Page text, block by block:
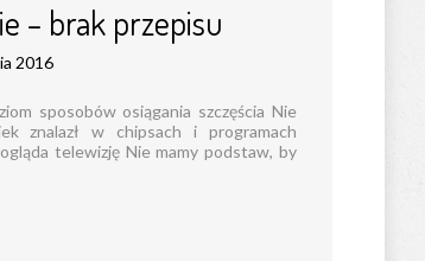
– brak przepisu
2016
sposobów osiągania szczęścia Nie
znalazł w chipsach i programach
telewizję Nie mamy podstaw, by